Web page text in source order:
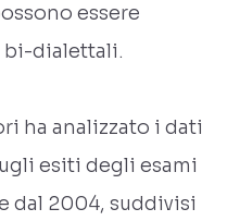
essere
dialettali.
ha analizzato i dati
esiti degli esami
dal 2004, suddivisi